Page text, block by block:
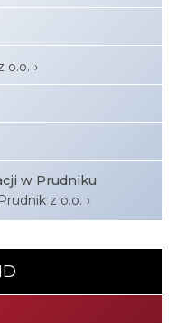
o.o.
w Prudniku
z o.o.